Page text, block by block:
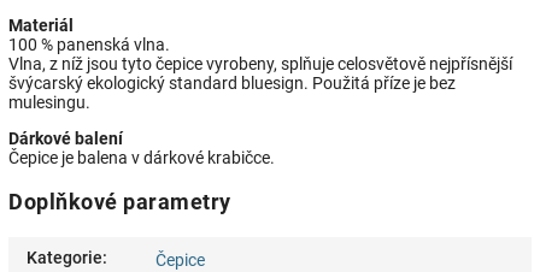
Materiál
100 % panenská vlna.
Vlna, z níž jsou tyto čepice vyrobeny, splňuje celosvětově nejpřísnější
švýcarský ekologický standard bluesign. Použitá příze je bez
mulesingu.
Dárkové balení
Čepice je balena v dárkové krabičce.
Doplňkové parametry
Kategorie: Čepice